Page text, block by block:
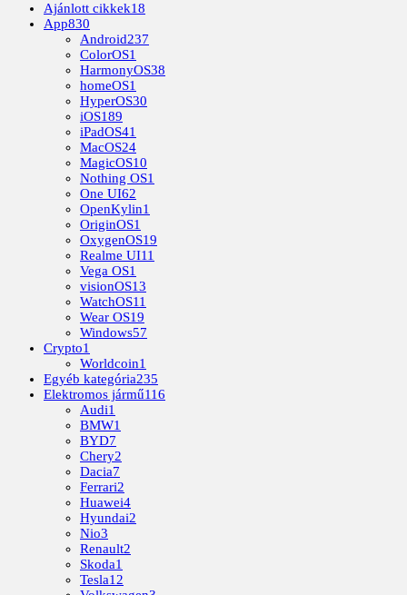
Ajánlott cikkek18
App830
Android237
ColorOS1
HarmonyOS38
homeOS1
HyperOS30
iOS189
iPadOS41
MacOS24
MagicOS10
Nothing OS1
One UI62
OpenKylin1
OriginOS1
OxygenOS19
Realme UI11
Vega OS1
visionOS13
WatchOS11
Wear OS19
Windows57
Crypto1
Worldcoin1
Egyéb kategória235
Elektromos jármű116
Audi1
BMW1
BYD7
Chery2
Dacia7
Ferrari2
Huawei4
Hyundai2
Nio3
Renault2
Skoda1
Tesla12